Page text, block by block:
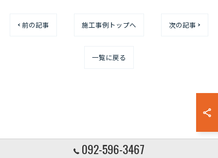
< 前の記事 施工事例トップへ 次の記事 >
一覧に戻る
092-596-3467